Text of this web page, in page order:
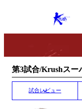
第3試合/Krushスー
試合レビュー